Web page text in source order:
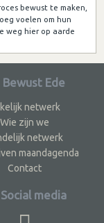
bewust te maken,
voelen om hun
weg hier op aarde
Bewust Ede
netwerk
Wie zijn we
netwerk
maandagenda
Contact
Social media